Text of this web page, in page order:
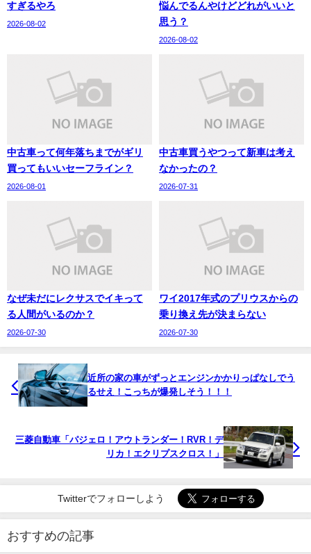
すぎるやろ
2026-08-02
悩んでるんやけどどれがいいと
思う？
2026-08-02
中古車って何年落ちまでがギリ
買ってもいいセーフライン？
2026-08-01
中古車買うやつって新車は考え
なかったの？
2026-07-31
なぜ未だにレクサスでイキって
る人間がいるのか？
2026-07-30
ワイ2017年式のプリウスからの
乗り換え先が決まらない
2026-07-30
近所の家の車がずっとエンジンかかりっぱなしでう
るせえ！こっちが爆発しそう！！！
三菱自動車「パジェロ！アウトランダー！RVR！デ
リカ！エクリプスクロス！」
Twitterでフォローしよう
おすすめの記事